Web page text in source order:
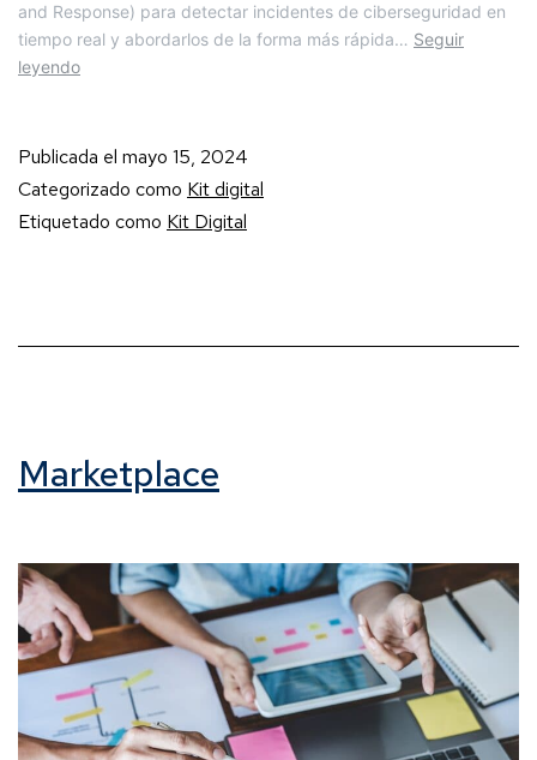
and Response) para detectar incidentes de ciberseguridad en
tiempo real y abordarlos de la forma más rápida… Seguir
leyendo
Publicada el mayo 15, 2024
Categorizado como Kit digital
Etiquetado como Kit Digital
Marketplace